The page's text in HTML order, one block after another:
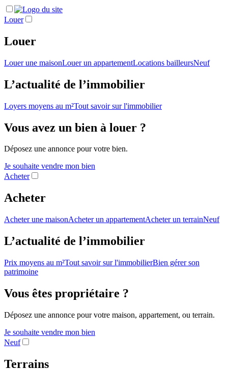
Louer
Louer
Louer une maisonLouer un appartementLocations bailleursNeuf
L’actualité de l’immobilier
Loyers moyens au m²Tout savoir sur l'immobilier
Vous avez un bien à louer ?
Déposez une annonce pour votre bien.
Je souhaite vendre mon bien
Acheter
Acheter
Acheter une maisonAcheter un appartementAcheter un terrainNeuf
L’actualité de l’immobilier
Prix moyens au m²Tout savoir sur l'immobilierBien gérer son
patrimoine
Vous êtes propriétaire ?
Déposez une annonce pour votre maison, appartement, ou terrain.
Je souhaite vendre mon bien
Neuf
Terrains